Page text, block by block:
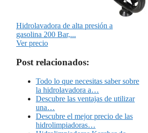
Hidrolavadora de alta presión a
gasolina 200 Bar,...
Ver precio
Post relacionados:
Todo lo que necesitas saber sobre
la hidrolavadora a…
Descubre las ventajas de utilizar
una…
Descubre el mejor precio de las
hidrolimpiadoras…